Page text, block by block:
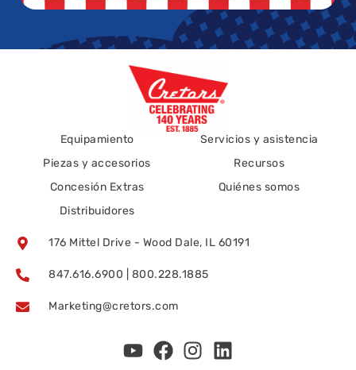
Equipamiento
Piezas y accesorios
Concesión Extras
Distribuidores
Servicios y asistencia
Recursos
Quiénes somos
176 Mittel Drive - Wood Dale, IL 60191
847.616.6900 | 800.228.1885
Marketing@cretors.com